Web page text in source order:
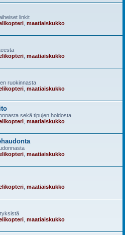
linkit
maatiaiskukko
maatiaiskukko
ruokinnasta
maatiaiskukko
sekä tipujen hoidosta
maatiaiskukko
maatiaiskukko
maatiaiskukko
maatiaiskukko